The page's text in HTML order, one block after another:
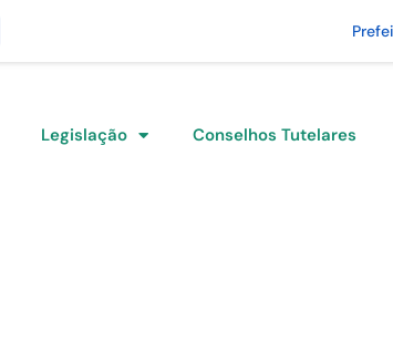
Legislação Conselhos Tutelares